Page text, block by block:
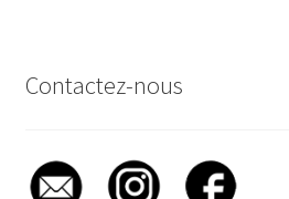
Contactez-nous